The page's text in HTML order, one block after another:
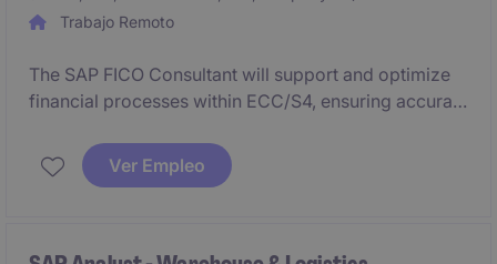
Trabajo Remoto
The SAP FICO Consultant will support and optimize
financial processes within ECC/S4, ensuring accurate
across global teams.
Ver Empleo